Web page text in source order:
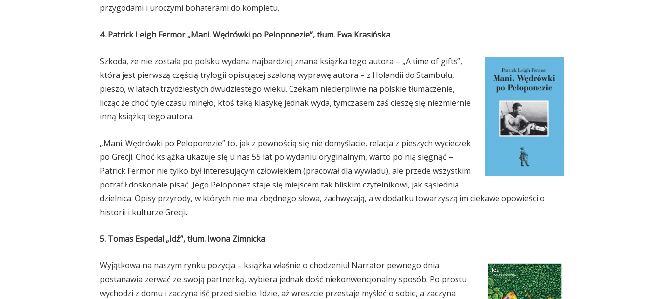
przygodami i uroczymi bohaterami do kompletu.
4. Patrick Leigh Fermor „Mani. Wędrówki po Peloponezie”, tłum. Ewa Krasińska
Szkoda, że nie została po polsku wydana najbardziej znana książka tego autora – „A time of gifts”,
która jest pierwszą częścią trylogii opisującej szaloną wyprawę autora – z Holandii do Stambułu,
pieszo, w latach trzydziestych dwudziestego wieku. Czekam niecierpliwie na polskie tłumaczenie,
licząc że choć tyle czasu minęło, ktoś taką klasykę jednak wyda, tymczasem zaś cieszę się niezmiernie
inną książką tego autora.
„Mani. Wędrówki po Peloponezie” to, jak z pewnością się nie domyślacie, relacja z pieszych wycieczek
po Grecji. Choć książka ukazuje się u nas 55 lat po wydaniu oryginalnym, warto po nią sięgnąć –
Patrick Fermor nie tylko był interesującym człowiekiem (pracował dla wywiadu), ale przede wszystkim
potrafił doskonale pisać. Jego Peloponez staje się miejscem tak bliskim czytelnikowi, jak sąsiednia
dzielnica. Opisy przyrody, w których nie ma zbędnego słowa, zachwycają, a w dodatku towarzyszą im ciekawe opowieści o
historii i kulturze Grecji.
5. Tomas Espedal „Idź”, tłum. Iwona Zimnicka
Wyjątkowa na naszym rynku pozycja – książka właśnie o chodzeniu! Narrator pewnego dnia
postanawia zerwać ze swoją partnerką, wybiera jednak dość niekonwencjonalny sposób. Po prostu
wychodzi z domu i zaczyna iść przed siebie. Idzie, aż wreszcie przestaje myśleć o sobie, a zaczyna